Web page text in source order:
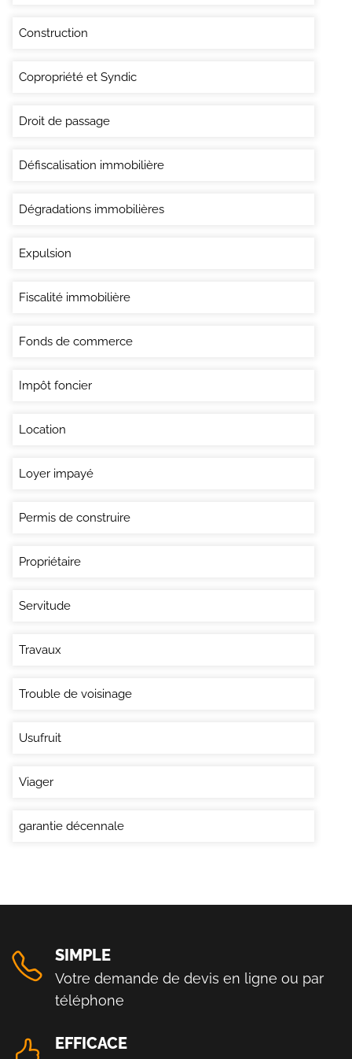
Construction
Copropriété et Syndic
Droit de passage
Défiscalisation immobilière
Dégradations immobilières
Expulsion
Fiscalité immobilière
Fonds de commerce
Impôt foncier
Location
Loyer impayé
Permis de construire
Propriétaire
Servitude
Travaux
Trouble de voisinage
Usufruit
Viager
garantie décennale
SIMPLE
Votre demande de devis en ligne ou par
téléphone
EFFICACE